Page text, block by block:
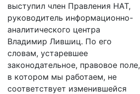
выступил член Правления НАТ,
руководитель информационно-
аналитического центра
Владимир Лившиц. По его
словам, устаревшее
законодательное, правовое поле,
в котором мы работаем, не
соответствует изменившейся